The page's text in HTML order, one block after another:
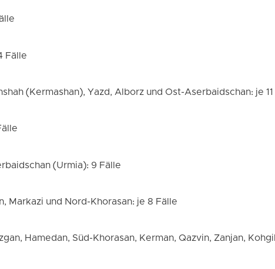
Fälle
(Kermashan), Yazd, Alborz und Ost-Aserbaidschan: je
(Urmia): 9 Fälle
Markazi und Nord-Khorasan: je 8 Fälle
Hamedan, Süd-Khorasan, Kerman, Qazvin, Zanjan,